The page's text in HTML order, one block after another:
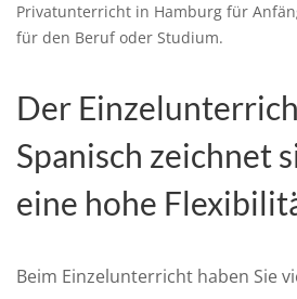
Privatunterricht in Hamburg für
für den Beruf oder Studium.
Der
Spanisch zeichnet
eine hohe
Beim Einzelunterricht haben Sie